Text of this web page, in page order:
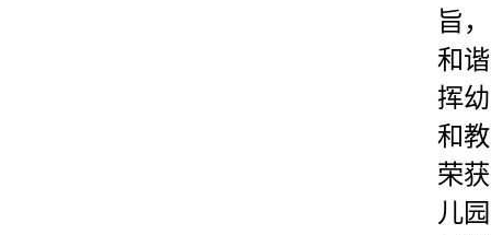
旨
和
挥
和
荣
儿